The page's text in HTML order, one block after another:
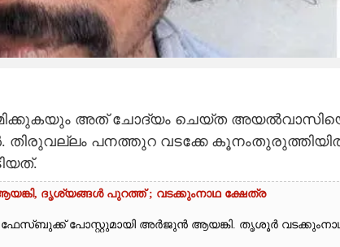
അത് ചോദ്യം ചെയ്ത
തിരുവല്ലം പനത്തുറ വടക്കേ
ദൃശ്യങ്ങൾ പുറത്ത് ; വടക്കുംനാഥ ക്ഷേത്ര
ഫേസ്ബുക്ക് പോസ്റ്റുമായി അർജുൻ ആയങ്കി. തൃശൂർ